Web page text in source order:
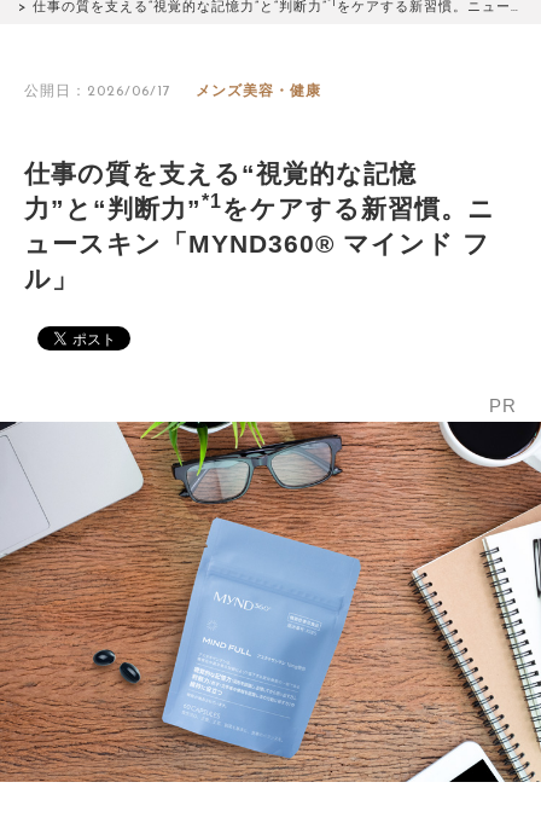
仕事の質を支える“視覚的な記憶力”と“判断力”*1 をケアする新習慣。ニュー…
公開日：2026/06/17 メンズ美容・健康
仕事の質を支える“視覚的な記憶
力”と“判断力”*1をケアする新習慣。ニ
ュースキン「MYND360® マインド フ
ル」
PR